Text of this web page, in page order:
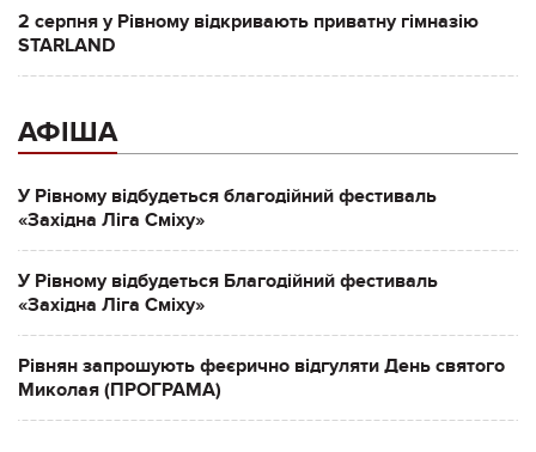
2 серпня у Рівному відкривають приватну гімназію
STARLAND
АФІША
У Рівному відбудеться благодійний фестиваль
«Західна Ліга Сміху»
У Рівному відбудеться Благодійний фестиваль
«Західна Ліга Сміху»
Рівнян запрошують феєрично відгуляти День святого
Миколая (ПРОГРАМА)